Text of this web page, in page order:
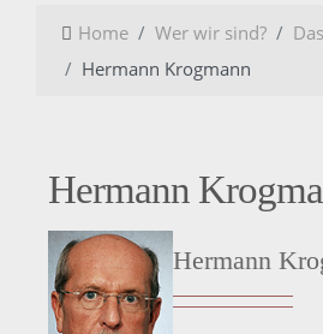
Home Wer wir sind?
Hermann Krogmann
Hermann
Hermann